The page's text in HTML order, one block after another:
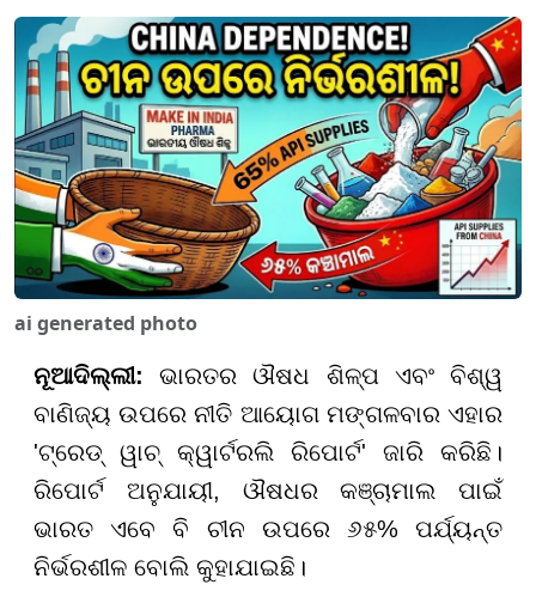
ai generated photo
ନୂଆଦିଲ୍ଲୀ:ଭାରତର ଔଷଧ ଶିଳ୍ପ ଏବଂ ବିଶ୍ୱ
ବାଣିଜ୍ୟ ଉପରେ ନୀତି ଆୟୋଗ ମଙ୍ଗଳବାର ଏହାର
'ଟ୍ରେଡ୍ ୱାଚ୍ କ୍ୱାର୍ଟରଲି ରିପୋର୍ଟ' ଜାରି କରିଛି।
ରିପୋର୍ଟ ଅନୁଯାୟୀ, ଔଷଧର କଞ୍ଚାମାଲ ପାଇଁ
ଭାରତ ଏବେ ବି ଚୀନ ଉପରେ ୬୫% ପର୍ଯ୍ୟନ୍ତ
ନିର୍ଭରଶୀଳ ବୋଲି କୁହାଯାଇଛି।